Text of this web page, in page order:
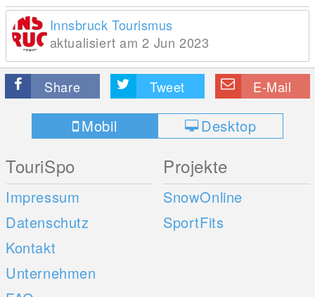
Innsbruck Tourismus
aktualisiert am 2 Jun 2023
Share Tweet E-Mail
Mobil Desktop
TouriSpo
Impressum
Datenschutz
Kontakt
Unternehmen
Projekte
SnowOnline
SportFits